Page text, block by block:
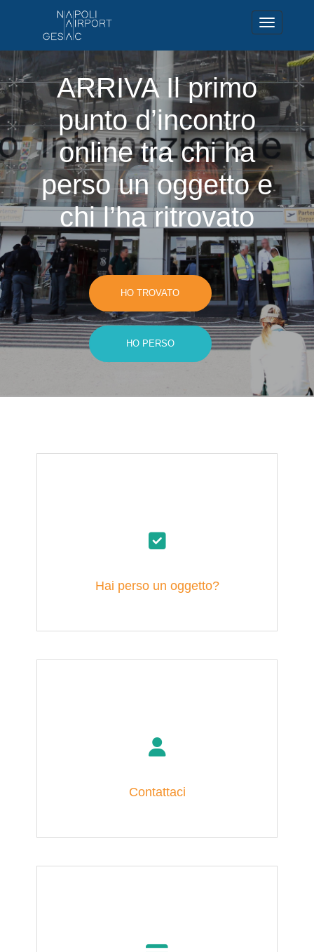
ARRIVA Il primo
punto d’incontro
online tra chi ha
perso un oggetto e
chi l’ha ritrovato
HO TROVATO
HO PERSO
Hai perso un oggetto?
Contattaci